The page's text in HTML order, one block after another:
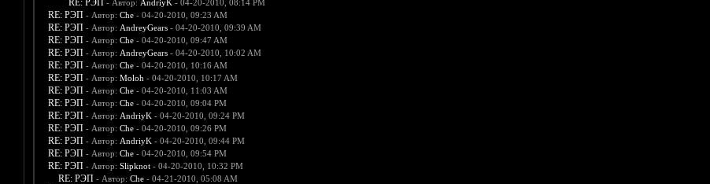
RE: РЭП - Автор: AndriyK- 04-20-2010, 08:14 PM
RE: РЭП - Автор: Che- 04-20-2010, 09:23 AM
RE: РЭП - Автор: AndreyGears- 04-20-2010, 09:39 AM
RE: РЭП - Автор: Che- 04-20-2010, 09:47 AM
RE: РЭП - Автор: AndreyGears- 04-20-2010, 10:02 AM
RE: РЭП - Автор: Che- 04-20-2010, 10:16 AM
RE: РЭП - Автор: Moloh - 04-20-2010, 10:17 AM
RE: РЭП - Автор: Che- 04-20-2010, 11:03 AM
RE: РЭП - Автор: Che- 04-20-2010, 09:04 PM
RE: РЭП - Автор: AndriyK- 04-20-2010, 09:24 PM
RE: РЭП - Автор: Che- 04-20-2010, 09:26 PM
RE: РЭП - Автор: AndriyK- 04-20-2010, 09:44 PM
RE: РЭП - Автор: Che- 04-20-2010, 09:54 PM
RE: РЭП - Автор: Slipknot- 04-20-2010, 10:32 PM
RE: РЭП - Автор: Che- 04-21-2010, 05:08 AM